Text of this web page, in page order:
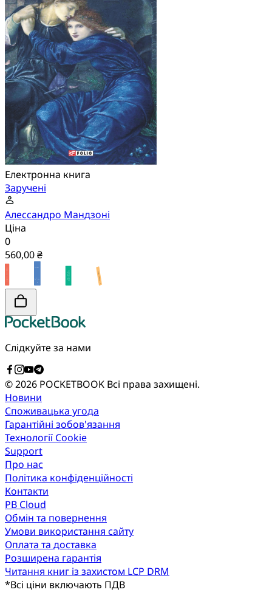
Електронна книга
Заручені
Алессандро Мандзоні
Ціна
0
560,00 ₴
Слідкуйте за нами
© 2026 POCKETBOOK Всі права захищені.
Новини
Споживацька угода
Гарантійні зобов'язання
Технології Cookie
Support
Про нас
Політика конфіденційності
Контакти
PB Cloud
Обмін та повернення
Умови використання сайту
Оплата та доставка
Розширена гарантія
Читання книг із захистом LCP DRM
*Всі ціни включають ПДВ